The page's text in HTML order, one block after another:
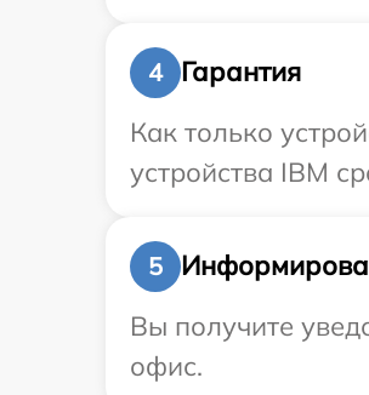
4
Гарантия
Как только
устройства IBM
5
Вы получите
офис.